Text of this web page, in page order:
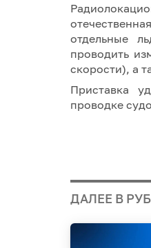
отдельные
проводить
скорости), а
Приставка
проводке
ДАЛЕЕ В